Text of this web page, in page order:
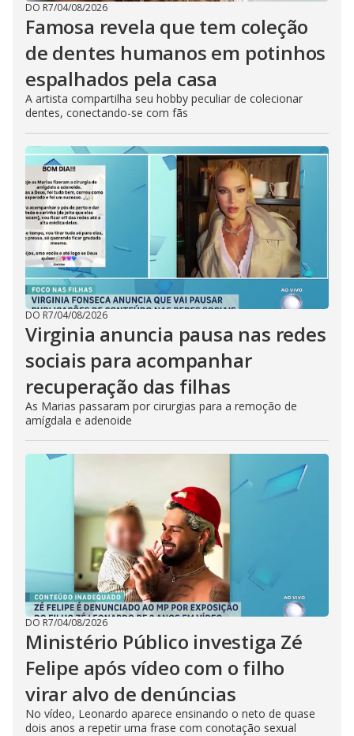
DO R7/04/08/2026
Famosa revela que tem coleção
de dentes humanos em potinhos
espalhados pela casa
A artista compartilha seu hobby peculiar de colecionar
dentes, conectando-se com fãs
DO R7/04/08/2026
Virginia anuncia pausa nas redes
sociais para acompanhar
recuperação das filhas
As Marias passaram por cirurgias para a remoção de
amígdala e adenoide
DO R7/04/08/2026
Ministério Público investiga Zé
Felipe após vídeo com o filho
virar alvo de denúncias
No vídeo, Leonardo aparece ensinando o neto de quase
dois anos a repetir uma frase com conotação sexual